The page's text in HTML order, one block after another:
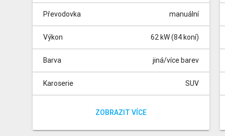
Převodovka manuální
Výkon 62 kW (84 koní)
Barva jiná/více barev
Karoserie SUV
Barva dle dostupnosti skladu| 15" ocelové disky
ZOBRAZIT VÍCE